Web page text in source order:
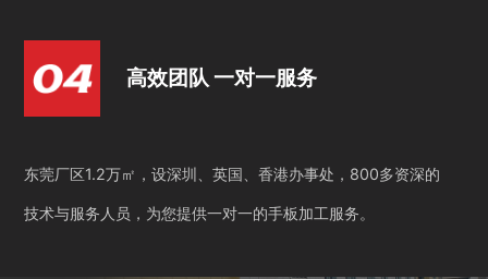
高效团队 一对一服务
东莞厂区1.2万㎡，设深圳、英国、香港办事处，800多资深的
技术与服务人员，为您提供一对一的手板加工服务。